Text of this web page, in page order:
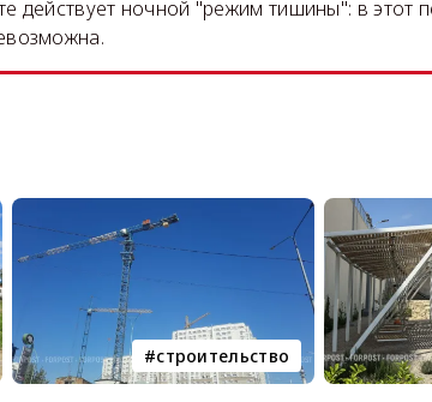
действует ночной "режим тишины": в этот
строительство